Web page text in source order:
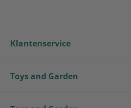
Klantenservice
Toys and Garden